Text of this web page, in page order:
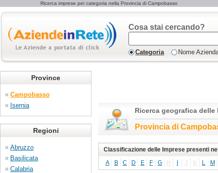
Ricerca imprese per categoria nella Provincia di Campobasso
Cosa stai cercando?
Categoria Nome
Province
Campobasso
Isernia
Regioni
Abruzzo
Basilicata
Calabria
Ricerca geografica delle
Provincia di
Classificazione delle Imprese presenti
A
B C D E F G H J K L M